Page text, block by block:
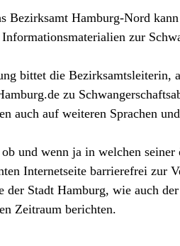
Bezirksamt Hamburg-Nord
zur
bittet die Bezirksamtsleiterin,
zu
auch auf weiteren Sprachen
und wenn ja in welchen
Internetseite barrierefrei zur
der Stadt Hamburg, wie auch
Zeitraum berichten.